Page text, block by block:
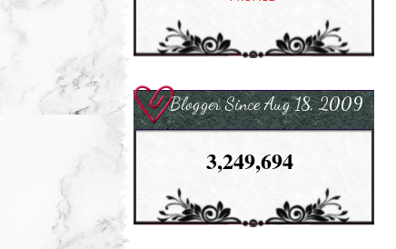
Blogger Since Aug 18, 2009
3,249,694